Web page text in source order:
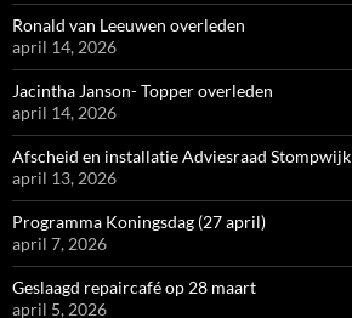
Ronald van Leeuwen overleden
april 14, 2026
Jacintha Janson- Topper overleden
april 14, 2026
Afscheid en installatie Adviesraad Stompwijk
april 13, 2026
Programma Koningsdag (27 april)
april 7, 2026
Geslaagd repaircafé op 28 maart
april 5, 2026